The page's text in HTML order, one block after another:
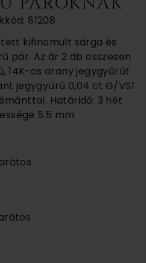
81208
kifinomult sárga és
pár. Az ár 2 db összesen
14K-os arany jegygyűrűt
jegygyűrű 0,04 ct G/VS1
Határidő: 3 hét
5.5 mm